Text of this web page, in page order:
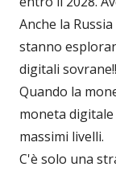
Anche la
stanno
digitali
Quando la
moneta digitale
massimi livelli.
C'è solo una